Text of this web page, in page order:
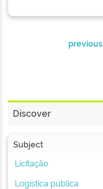
previous
Discover
Subject
Licitação
Logística pública